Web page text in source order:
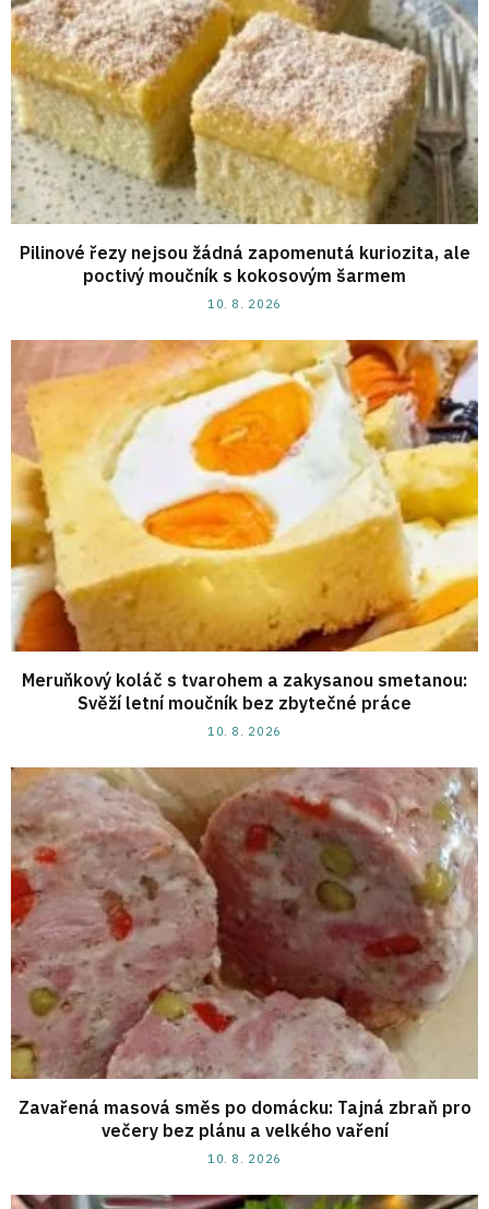
Pilinové řezy nejsou žádná zapomenutá kuriozita, ale
poctivý moučník s kokosovým šarmem
10. 8. 2026
Meruňkový koláč s tvarohem a zakysanou smetanou:
Svěží letní moučník bez zbytečné práce
10. 8. 2026
Zavařená masová směs po domácku: Tajná zbraň pro
večery bez plánu a velkého vaření
10. 8. 2026